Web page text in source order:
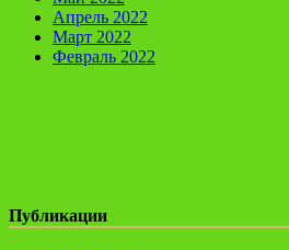
Апрель 2022
Март 2022
Февраль 2022
Публикации